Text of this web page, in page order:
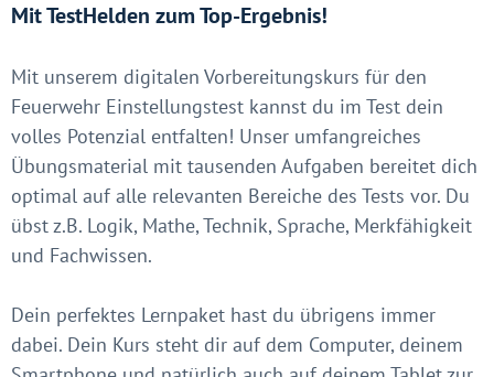
Mit TestHelden zum Top-Ergebnis!
Mit unserem digitalen Vorbereitungskurs für den
Feuerwehr Einstellungstest kannst du im Test dein
volles Potenzial entfalten! Unser umfangreiches
Übungsmaterial mit tausenden Aufgaben bereitet dich
optimal auf alle relevanten Bereiche des Tests vor. Du
übst z.B. Logik, Mathe, Technik, Sprache, Merkfähigkeit
und Fachwissen.
Dein perfektes Lernpaket hast du übrigens immer
dabei. Dein Kurs steht dir auf dem Computer, deinem